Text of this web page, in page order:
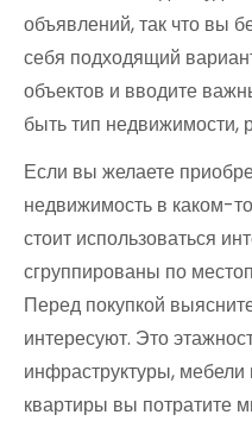
объявлений, так что вы
себя подходящий
объектов и вводите
быть тип недвижимости,
Если вы желаете
недвижимость в каком-
стоит использоваться
сгруппированы по
Перед покупкой
интересуют. Это
инфраструктуры, мебели
квартиры вы потратите